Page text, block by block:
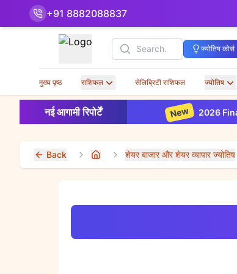
+91 8882088837
Search ज्योतिष कोर्स
मुख्य पृष्ठ राशिफल सेलिब्रिटी राशिफल ज्योतिष
नई आगामी रिपोर्टें 2026 Financial
Back Home शेयर बाजार और शेयर व्यापार ज्योतिष